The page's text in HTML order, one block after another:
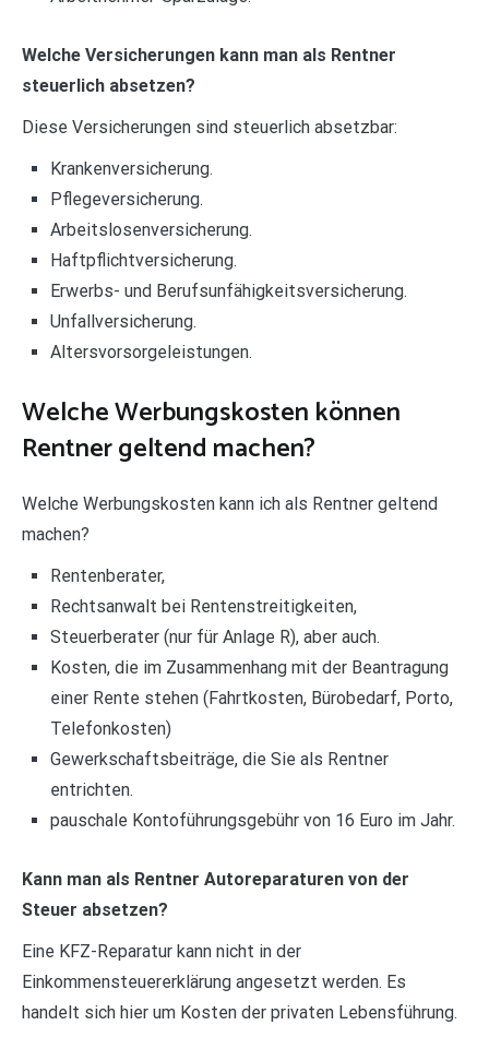
Welche Versicherungen kann man als Rentner
steuerlich absetzen?
Diese Versicherungen sind steuerlich absetzbar:
Krankenversicherung.
Pflegeversicherung.
Arbeitslosenversicherung.
Haftpflichtversicherung.
Erwerbs- und Berufsunfähigkeitsversicherung.
Unfallversicherung.
Altersvorsorgeleistungen.
Welche Werbungskosten können
Rentner geltend machen?
Welche Werbungskosten kann ich als Rentner geltend
machen?
Rentenberater,
Rechtsanwalt bei Rentenstreitigkeiten,
Steuerberater (nur für Anlage R), aber auch.
Kosten, die im Zusammenhang mit der Beantragung
einer Rente stehen (Fahrtkosten, Bürobedarf, Porto,
Telefonkosten)
Gewerkschaftsbeiträge, die Sie als Rentner
entrichten.
pauschale Kontoführungsgebühr von 16 Euro im Jahr.
Kann man als Rentner Autoreparaturen von der
Steuer absetzen?
Eine KFZ-Reparatur kann nicht in der
Einkommensteuererklärung angesetzt werden. Es
handelt sich hier um Kosten der privaten Lebensführung.